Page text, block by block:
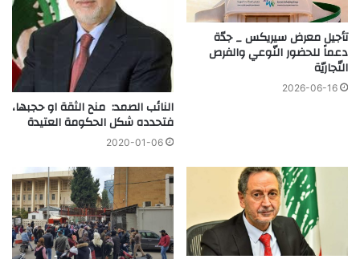
تأجيل معرض سيريكس _ جدّة
دعماً للحضور النّوعي والفرص
التّجاريّة
2026-06-16
النائب الصمد: منح الثقة او حجبها،
فتحدده شكل الحكومة العتيدة
2020-01-06